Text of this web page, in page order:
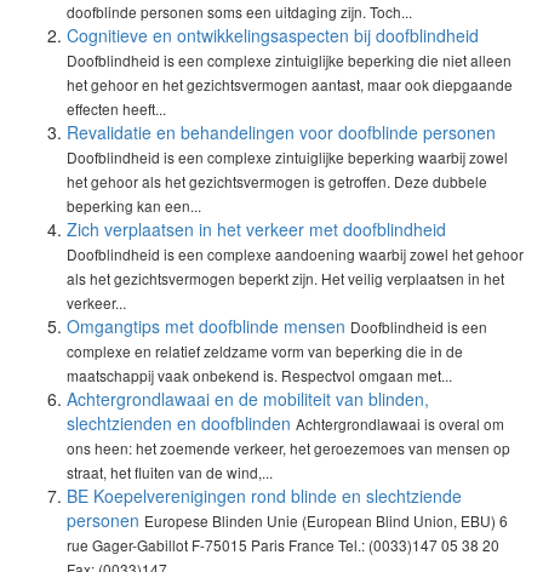
doofblinde personen soms een uitdaging zijn. Toch...
Cognitieve en ontwikkelingsaspecten bij doofblindheid
Doofblindheid is een complexe zintuiglijke beperking die niet alleen
het gehoor en het gezichtsvermogen aantast, maar ook diepgaande
effecten heeft...
Revalidatie en behandelingen voor doofblinde personen
Doofblindheid is een complexe zintuiglijke beperking waarbij zowel
het gehoor als het gezichtsvermogen is getroffen. Deze dubbele
beperking kan een...
Zich verplaatsen in het verkeer met doofblindheid
Doofblindheid is een complexe aandoening waarbij zowel het gehoor
als het gezichtsvermogen beperkt zijn. Het veilig verplaatsen in het
verkeer...
Omgangtips met doofblinde mensen Doofblindheid is een
complexe en relatief zeldzame vorm van beperking die in de
maatschappij vaak onbekend is. Respectvol omgaan met...
Achtergrondlawaai en de mobiliteit van blinden,
slechtzienden en doofblinden Achtergrondlawaai is overal om
ons heen: het zoemende verkeer, het geroezemoes van mensen op
straat, het fluiten van de wind,...
BE Koepelverenigingen rond blinde en slechtziende
personen Europese Blinden Unie (European Blind Union, EBU) 6
rue Gager-Gabillot F-75015 Paris France Tel.: (0033)147 05 38 20